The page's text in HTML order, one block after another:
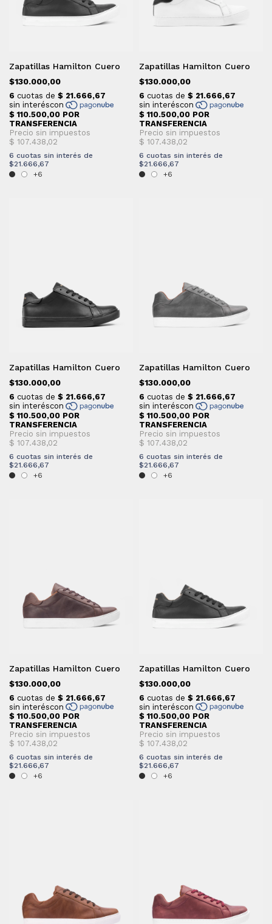
Zapatillas Hamilton Cuero
$130.000,00
6 cuotas sin interés de
$21.666,67
+6
Zapatillas Hamilton Cuero
$130.000,00
6 cuotas sin interés de
$21.666,67
+6
Zapatillas Hamilton Cuero
$130.000,00
6 cuotas sin interés de
$21.666,67
+6
Zapatillas Hamilton Cuero
$130.000,00
6 cuotas sin interés de
$21.666,67
+6
Zapatillas Hamilton Cuero
$130.000,00
6 cuotas sin interés de
$21.666,67
+6
Zapatillas Hamilton Cuero
$130.000,00
6 cuotas sin interés de
$21.666,67
+6